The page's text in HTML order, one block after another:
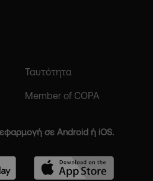
Ταυτότητα
Member of COPA
σε Android ή iOS.